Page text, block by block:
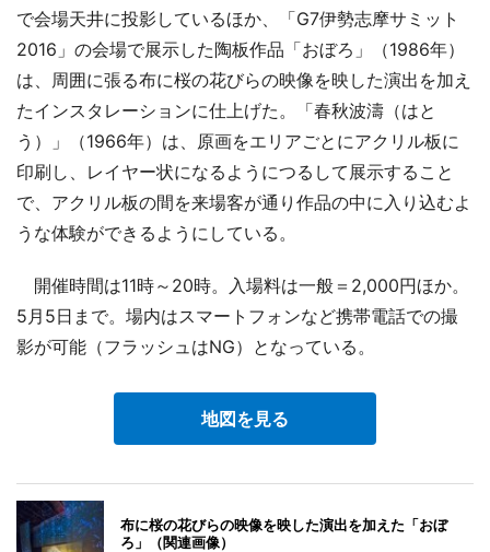
で会場天井に投影しているほか、「G7伊勢志摩サミット
2016」の会場で展示した陶板作品「おぼろ」（1986年）
は、周囲に張る布に桜の花びらの映像を映した演出を加え
たインスタレーションに仕上げた。「春秋波濤（はと
う）」（1966年）は、原画をエリアごとにアクリル板に
印刷し、レイヤー状になるようにつるして展示すること
で、アクリル板の間を来場客が通り作品の中に入り込むよ
うな体験ができるようにしている。
開催時間は11時～20時。入場料は一般＝2,000円ほか。
5月5日まで。場内はスマートフォンなど携帯電話での撮
影が可能（フラッシュはNG）となっている。
地図を見る
布に桜の花びらの映像を映した演出を加えた「おぼ
ろ」（関連画像）